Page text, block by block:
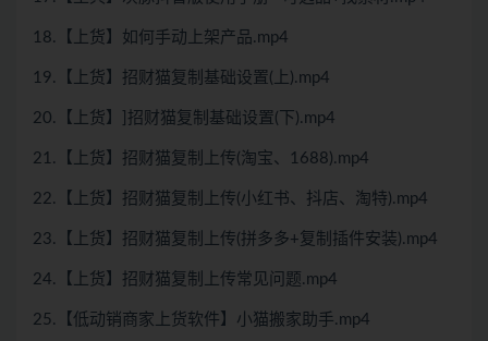
18.【上货】如何手动上架产品.mp4
19.【上货】招财猫复制基础设置(上).mp4
20.【上货】]招财猫复制基础设置(下).mp4
21.【上货】招财猫复制上传(淘宝、1688).mp4
22.【上货】招财猫复制上传(小红书、抖店、淘特).mp4
23.【上货】招财猫复制上传(拼多多+复制插件安装).mp4
24.【上货】招财猫复制上传常见问题.mp4
25.【低动销商家上货软件】小猫搬家助手.mp4